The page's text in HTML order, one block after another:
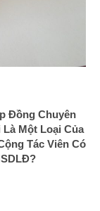
Đồng Chuyên
Một Loại Của
Tác Viên Có